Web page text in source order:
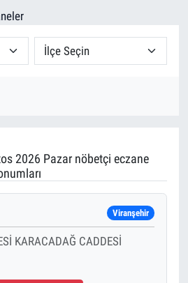
2026 Pazar nöbetçi eczane
Viranşehir
KARACADAĞ CADDESİ